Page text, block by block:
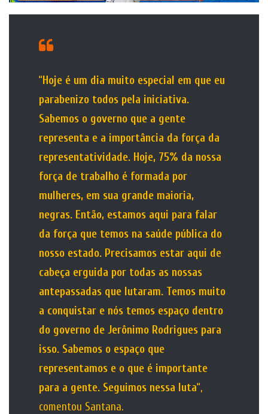
“Hoje é um dia muito especial em que eu
parabenizo todos pela iniciativa.
Sabemos o governo que a gente
representa e a importância da força da
representatividade. Hoje, 75% da nossa
força de trabalho é formada por
mulheres, em sua grande maioria,
negras. Então, estamos aqui para falar
da força que temos na saúde pública do
nosso estado. Precisamos estar aqui de
cabeça erguida por todas as nossas
antepassadas que lutaram. Temos muito
a conquistar e nós temos espaço dentro
do governo de Jerônimo Rodrigues para
isso. Sabemos o espaço que
representamos e o que é importante
para a gente. Seguimos nessa luta“,
comentou Santana.